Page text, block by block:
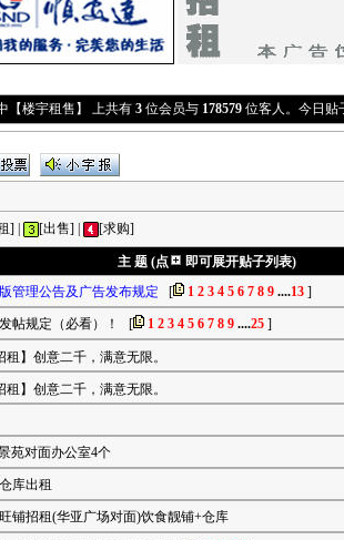
【楼宇租售】 上共有 3 位会员与 178579 位客人。今日贴
] [出售] [求购]
主 题 (点
即可展开贴子列表)
管理公告及广告发布规定 [ 1 2 3 4 5 6 7 8 9 ....13 ]
帖规定（必看）！ [ 1 2 3 4 5 6 7 8 9 ....25 ]
租】创意二千，满意无限。
租】创意二千，满意无限。
苑对面办公室4个
库出租
铺招租(华亚广场对面)饮食靓铺+仓库